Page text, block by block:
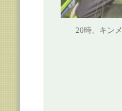
20時、キンメ